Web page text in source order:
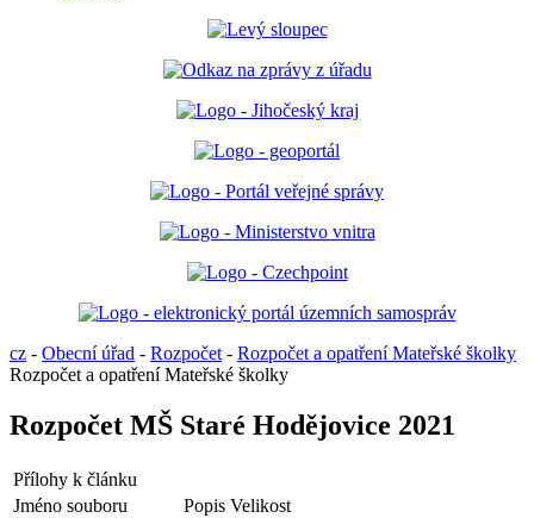
cz - Obecní úřad - Rozpočet - Rozpočet a opatření Mateřské školky
Rozpočet a opatření Mateřské školky
Rozpočet MŠ Staré Hodějovice 2021
Přílohy k článku
Jméno souboru
Popis Velikost